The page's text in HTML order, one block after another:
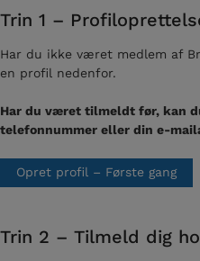
Trin 1 –
Har du ikke været medlem af
en profil nedenfor.
Har du været tilmeldt før, kan
telefonnummer eller din e-
Opret profil – Første gang
Trin 2 – Tilmeld dig